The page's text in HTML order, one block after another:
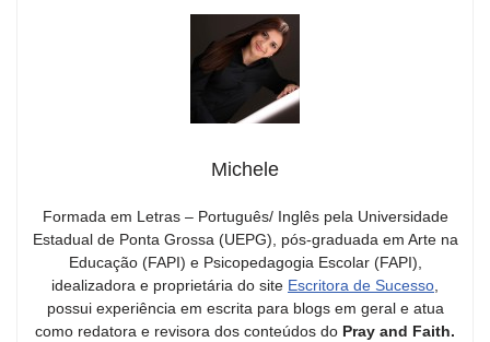
Michele
Formada em Letras – Português/ Inglês pela Universidade
Estadual de Ponta Grossa (UEPG), pós-graduada em Arte na
Educação (FAPI) e Psicopedagogia Escolar (FAPI),
idealizadora e proprietária do site Escritora de Sucesso,
possui experiência em escrita para blogs em geral e atua
como redatora e revisora dos conteúdos do Pray and Faith.